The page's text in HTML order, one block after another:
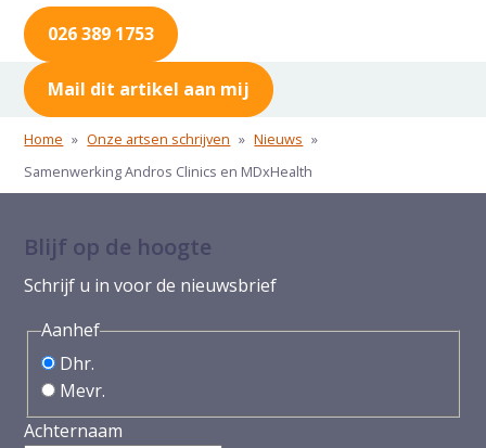
026 389 1753
Mail dit artikel aan mij
Home » Onze artsen schrijven » Nieuws »
Samenwerking Andros Clinics en MDxHealth
Blijf op de hoogte
Schrijf u in voor de nieuwsbrief
Aanhef
Dhr.
Mevr.
Achternaam